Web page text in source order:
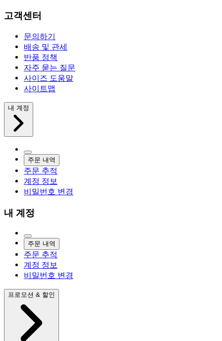
고객센터
문의하기
배송 및 관세
반품 정책
자주 묻는 질문
사이즈 도움말
사이트맵
내 계정
주문 내역
주문 추적
계정 정보
비밀번호 변경
내 계정
주문 내역
주문 추적
계정 정보
비밀번호 변경
프로모션 & 할인